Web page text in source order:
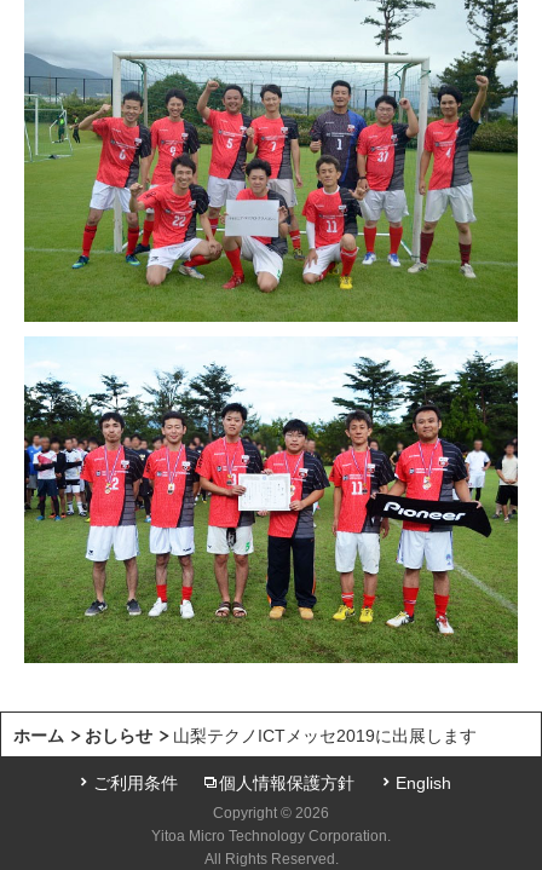
ホーム おしらせ 山梨テクノICTメッセ2019に出展します
ご利用条件 個人情報保護方針 English
Copyright © 2026
Yitoa Micro Technology Corporation.
All Rights Reserved.